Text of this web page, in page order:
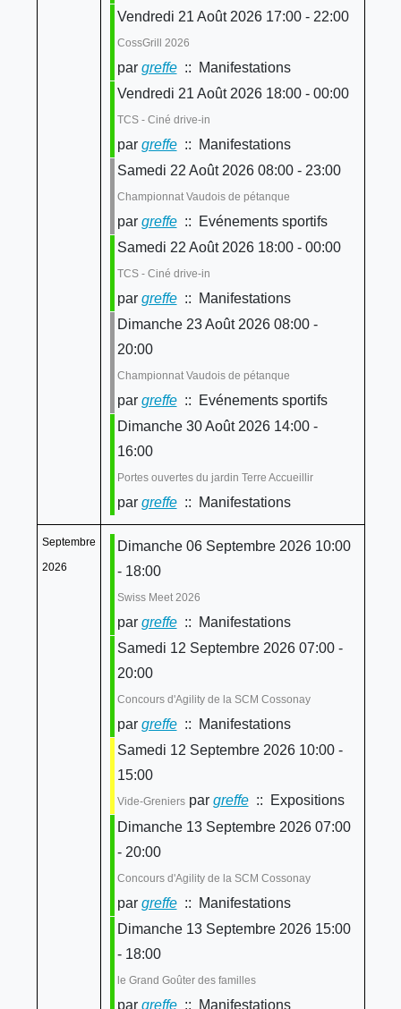
Vendredi 21 Août 2026 17:00 - 22:00
CossGrill 2026
par greffe:: Manifestations
Vendredi 21 Août 2026 18:00 - 00:00
TCS - Ciné drive-in
par greffe:: Manifestations
Samedi 22 Août 2026 08:00 - 23:00
Championnat Vaudois de pétanque
par greffe:: Evénements sportifs
Samedi 22 Août 2026 18:00 - 00:00
TCS - Ciné drive-in
par greffe:: Manifestations
Dimanche 23 Août 2026 08:00 -
20:00
Championnat Vaudois de pétanque
par greffe:: Evénements sportifs
Dimanche 30 Août 2026 14:00 -
16:00
Portes ouvertes du jardin Terre Accueillir
par greffe:: Manifestations
Septembre
2026
Dimanche 06 Septembre 2026 10:00
- 18:00
Swiss Meet 2026
par greffe:: Manifestations
Samedi 12 Septembre 2026 07:00 -
20:00
Concours d'Agility de la SCM Cossonay
par greffe:: Manifestations
Samedi 12 Septembre 2026 10:00 -
15:00
Vide-Grenierspar greffe:: Expositions
Dimanche 13 Septembre 2026 07:00
- 20:00
Concours d'Agility de la SCM Cossonay
par greffe:: Manifestations
Dimanche 13 Septembre 2026 15:00
- 18:00
le Grand Goûter des familles
par greffe:: Manifestations